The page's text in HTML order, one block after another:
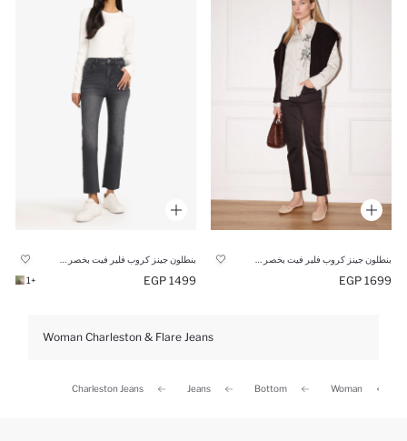
1699 EGP
1499 EGP
+1
Woman Charleston & Flare Jeans
Woman
Bottom
Jeans
Charleston Jeans